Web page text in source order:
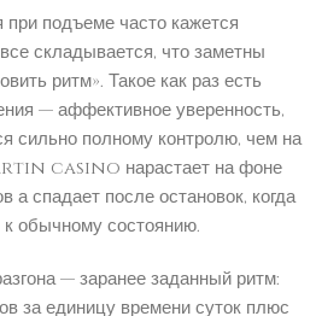
подъеме часто кажется
складывается, что заметны
ритм». Такое как раз есть
— аффективное уверенность,
сильно полному контролю, чем на
casino нарастает на фоне
а спадает после остановок, когда
обычному состоянию.
— заранее заданный ритм:
за единицу времени суток плюс